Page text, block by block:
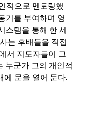
적으로 멘토링했
기를 부여하며 영
스템을 통해 한 세
는 후배들을 직접
서 지도자들이 그
누군가 그의 개인적
에 문을 열어 둔다.